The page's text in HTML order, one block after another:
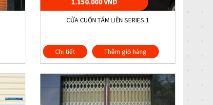
CỬA CUỐN TẤM LIỀN SERIES 1
Chi tiết Thêm giỏ hàng